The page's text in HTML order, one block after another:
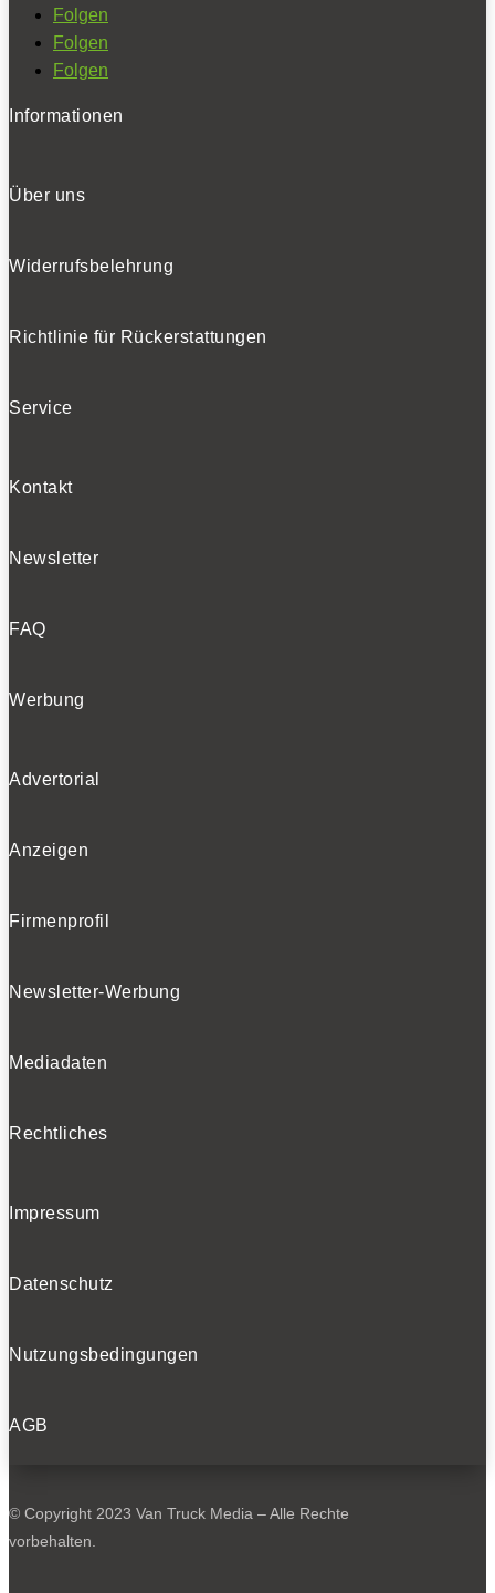
Folgen
Folgen
Folgen
Informationen
Über uns
Widerrufsbelehrung
Richtlinie für Rückerstattungen
Service
Kontakt
Newsletter
FAQ
Werbung
Advertorial
Anzeigen
Firmenprofil
Newsletter-Werbung
Mediadaten
Rechtliches
Impressum
Datenschutz
Nutzungsbedingungen
AGB
© Copyright 2023 Van Truck Media – Alle Rechte
vorbehalten.